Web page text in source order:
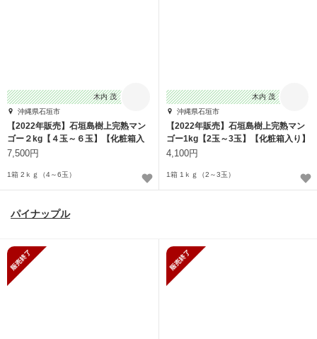
木内 茂
沖縄県石垣市
【2022年販売】石垣島樹上完熟マン
ゴー２kg【４玉～６玉】【化粧箱入
り】
7,500円
1箱 2ｋｇ（4～6玉）
木内 茂
沖縄県石垣市
【2022年販売】石垣島樹上完熟マン
ゴー1kg【2玉～3玉】【化粧箱入り】
4,100円
1箱 1ｋｇ（2～3玉）
パイナップル